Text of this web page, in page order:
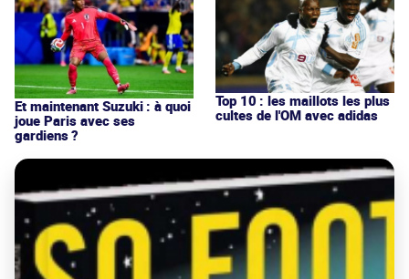
Et maintenant Suzuki : à quoi
joue Paris avec ses
gardiens ?
Top 10 : les maillots les plus
cultes de l'OM avec adidas